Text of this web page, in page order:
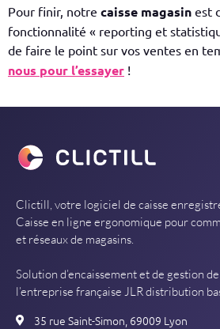
Pour finir, notre caisse magasin est
fonctionnalité « reporting et
de faire le point sur vos ventes en
nous pour l’essayer !
Clictill, votre logiciel de caisse
Caisse en ligne ergonomique pour
et réseaux de magasins.
Solution d’encaissement et de gestion
l’entreprise française JLR distribution
35 rue Saint-Simon, 69009 Lyon